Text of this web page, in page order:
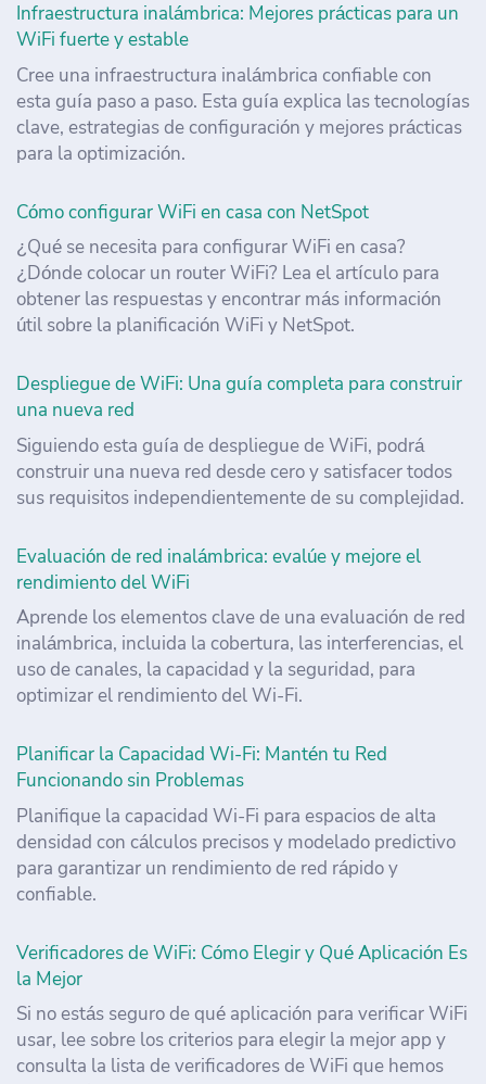
Infraestructura inalámbrica: Mejores prácticas para un
WiFi fuerte y estable
Cree una infraestructura inalámbrica confiable con
esta guía paso a paso. Esta guía explica las tecnologías
clave, estrategias de configuración y mejores prácticas
para la optimización.
Cómo configurar WiFi en casa con NetSpot
¿Qué se necesita para configurar WiFi en casa?
¿Dónde colocar un router WiFi? Lea el artículo para
obtener las respuestas y encontrar más información
útil sobre la planificación WiFi y NetSpot.
Despliegue de WiFi: Una guía completa para construir
una nueva red
Siguiendo esta guía de despliegue de WiFi, podrá
construir una nueva red desde cero y satisfacer todos
sus requisitos independientemente de su complejidad.
Evaluación de red inalámbrica: evalúe y mejore el
rendimiento del WiFi
Aprende los elementos clave de una evaluación de red
inalámbrica, incluida la cobertura, las interferencias, el
uso de canales, la capacidad y la seguridad, para
optimizar el rendimiento del Wi-Fi.
Planificar la Capacidad Wi-Fi: Mantén tu Red
Funcionando sin Problemas
Planifique la capacidad Wi-Fi para espacios de alta
densidad con cálculos precisos y modelado predictivo
para garantizar un rendimiento de red rápido y
confiable.
Verificadores de WiFi: Cómo Elegir y Qué Aplicación Es
la Mejor
Si no estás seguro de qué aplicación para verificar WiFi
usar, lee sobre los criterios para elegir la mejor app y
consulta la lista de verificadores de WiFi que hemos